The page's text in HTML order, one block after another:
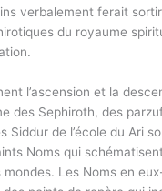
verbalement ferait
du royaume
l’ascension et la
des Sephiroth, des
Siddur de l’école du Ari
Noms qui
Les Noms en